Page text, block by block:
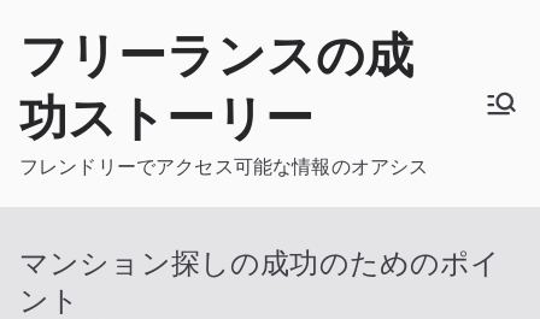
フリーランスの成
功ストーリー
フレンドリーでアクセス可能な情報のオアシス
マンション探しの成功のためのポイ
ント